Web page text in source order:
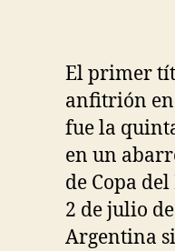
El primer
anfitrión en
fue la
en un
de Copa
2 de julio
Argentina